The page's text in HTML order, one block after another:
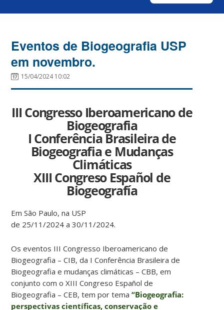
Eventos de Biogeografia USP
em novembro.
15/04/2024 10:02
III Congresso Iberoamericano de
Biogeografia
I Conferência Brasileira de
Biogeografia e Mudanças
Climáticas
XIII Congreso Español de
Biogeografía
Em São Paulo, na USP
de 25/11/2024 a 30/11/2024.
Os eventos III Congresso Iberoamericano de
Biogeografia – CIB, da I Conferência Brasileira de
Biogeografia e mudanças climáticas – CBB, em
conjunto com o XIII Congreso Español de
Biogeografia – CEB, tem por tema“Biogeografia:
perspectivas científicas, conservação e